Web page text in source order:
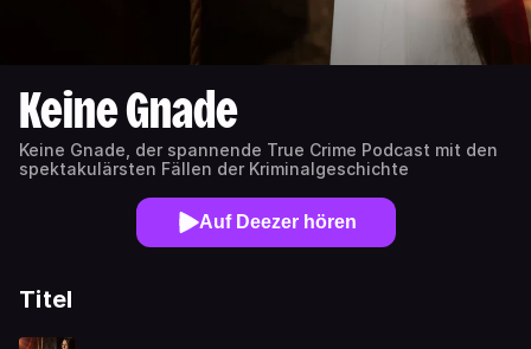
Keine Gnade
Keine Gnade, der spannende True Crime Podcast mit den
spektakulärsten Fällen der Kriminalgeschichte
Auf Deezer hören
Titel